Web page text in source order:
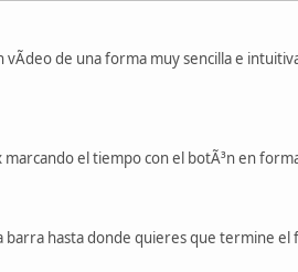
de una forma muy sencilla e
marcando el tiempo con el botÃ³n en
barra hasta donde quieres que termine